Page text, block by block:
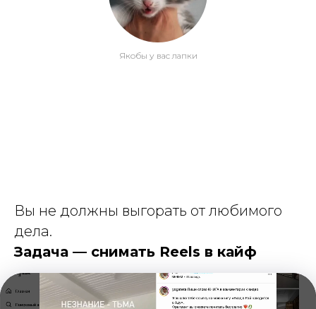
Якобы у вас лапки
Вы не должны выгорать от любимого
дела.
Задача — снимать Reels в кайф